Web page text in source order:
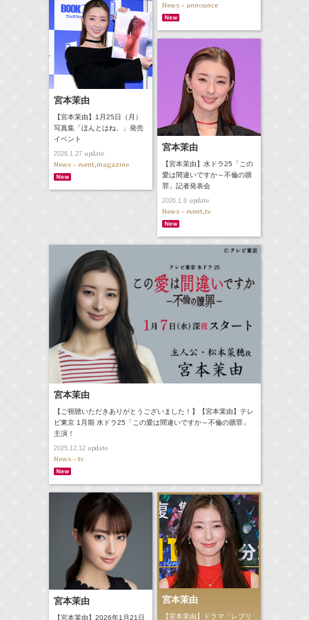
News - announce
宮本茉由
【宮本茉由】1月25日（月）
写真集「ほんとはね、」発売
イベント
2026.1.27update
News - event,magazine
宮本茉由
【宮本茉由】水ドラ25「この
愛は間違いですか～不倫の贖
罪」記者発表会
2026.1.6update
News - event,tv
宮本茉由
【ご視聴いただきありがとうございました！】【宮本茉由】テレ
ビ東京 1月期 水ドラ25「この愛は間違いですか～不倫の贖罪」
主演！
2025.12.12update
News - tv
宮本茉由
【宮本茉由】2026年1月21日
宮本茉由
【宮本茉由】ドラマ「レプリ